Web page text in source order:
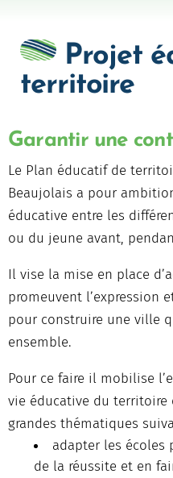
Projet
territoire
Garantir une
Le Plan éducatif de
Beaujolais a pour
éducative entre les
ou du jeune avant,
Il vise la mise en place
promeuvent l’expression
pour construire une ville
ensemble.
Pour ce faire il mobilise
vie éducative du territoire
grandes thématiques
adapter les écoles
de la réussite et en